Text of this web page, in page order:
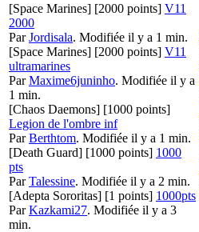
[Space Marines] [2000 points] V11
2000
ParJordisala. Modifiée il y a 1 min.
[Space Marines] [2000 points] V11
ultramarines
ParMaxime6juninho. Modifiée il y a
1 min.
[Chaos Daemons] [1000 points]
Legion de l'ombre inf
ParBerthtom. Modifiée il y a 1 min.
[Death Guard] [1000 points] 1000
pts
ParTalessine. Modifiée il y a 2 min.
[Adepta Sororitas] [1 points] 1000pts
ParKazkami27. Modifiée il y a 3
min.